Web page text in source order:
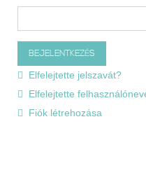
Elfelejtette jelszavát?
Elfelejtette
Fiók létrehozása